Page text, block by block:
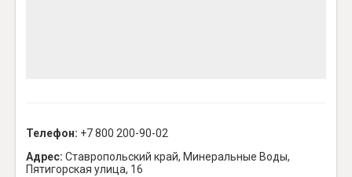
Телефон: +7 800 200-90-02
Адрес: Ставропольский край, Минеральные Воды,
Пятигорская улица, 16